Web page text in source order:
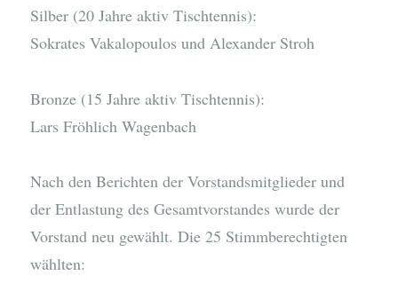
Silber (20 Jahre aktiv Tischtennis):
Sokrates Vakalopoulos und Alexander Stroh
Bronze (15 Jahre aktiv Tischtennis):
Lars Fröhlich Wagenbach
Nach den Berichten der Vorstandsmitglieder und
der Entlastung des Gesamtvorstandes wurde der
Vorstand neu gewählt. Die 25 Stimmberechtigten
wählten: